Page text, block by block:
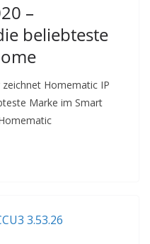
–
beliebteste
zeichnet Homematic IP
Marke im Smart